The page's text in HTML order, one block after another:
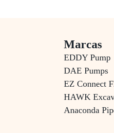
Marcas
EDDY Pump
DAE Pumps
EZ Connect
HAWK
Anaconda